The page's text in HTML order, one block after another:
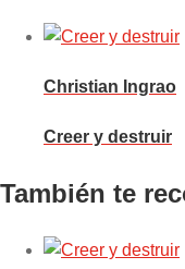
Christian Ingrao
Creer y destruir
También te